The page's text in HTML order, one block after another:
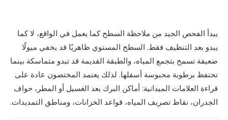
يبدأ الفحص الجيد من ملاحظة السطح كما يعمل في الواقع، لا كما
يبدو بعد التنظيف فقط. السطح المستوي ظاهريًا قد يخفي ميولًا
ضعيفة تسمح بتجمع المياه، والطبقة القديمة قد تبدو متماسكة بينما
تحتفظ برطوبة محبوسة أسفلها. لذلك يعتمد المختصون عادة على
قراءة العلامات الميدانية: أماكن البرك بعد الغسيل أو المطر، حواف
الجدران، نقاط تصريف المياه، قواعد الخزانات، ومناطق التمديدات.